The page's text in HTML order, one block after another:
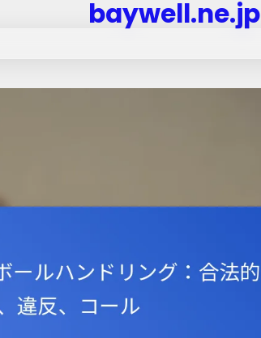
baywell.ne.jp